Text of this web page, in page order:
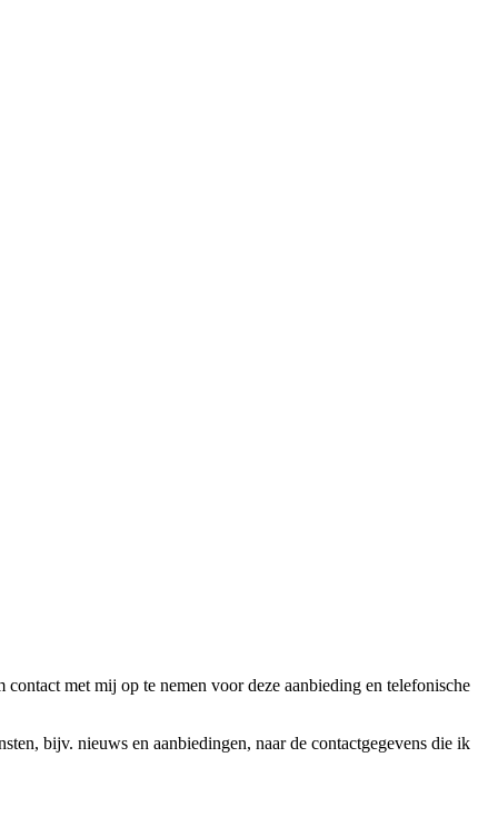
met mij op te nemen voor deze aanbieding en telefonische
bijv. nieuws en aanbiedingen, naar de contactgegevens die ik